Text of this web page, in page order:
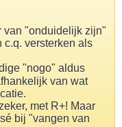
van "onduidelijk zijn"
c.q. versterken als
"nogo" aldus
van wat
met R+! Maar
bij "vangen van